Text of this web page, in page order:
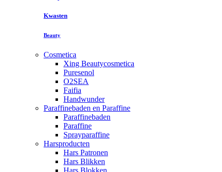
Kwasten
Beauty
Cosmetica
Xing Beautycosmetica
Puresenol
O2SEA
Faifia
Handwunder
Paraffinebaden en Paraffine
Paraffinebaden
Paraffine
Sprayparaffine
Harsproducten
Hars Patronen
Hars Blikken
Hars Blokken